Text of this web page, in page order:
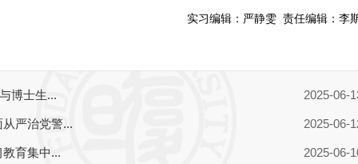
实习编辑： 严静雯 责任编辑： 李